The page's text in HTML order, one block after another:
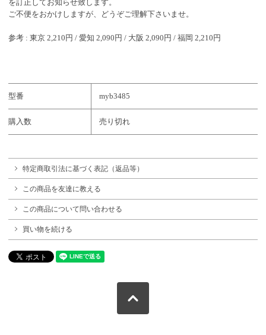
を訂正してお知らせ致します。
ご不便をおかけしますが、どうぞご理解下さいませ。
参考 : 東京 2,210円 / 愛知 2,090円 / 大阪 2,090円 / 福岡 2,210円
型番 myb3485
購入数 売り切れ
特定商取引法に基づく表記（返品等）
この商品を友達に教える
この商品について問い合わせる
買い物を続ける